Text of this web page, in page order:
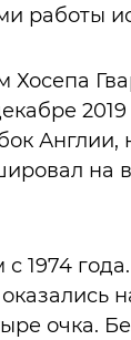
работы
Хосепа
Англии,
на
1974
очка.